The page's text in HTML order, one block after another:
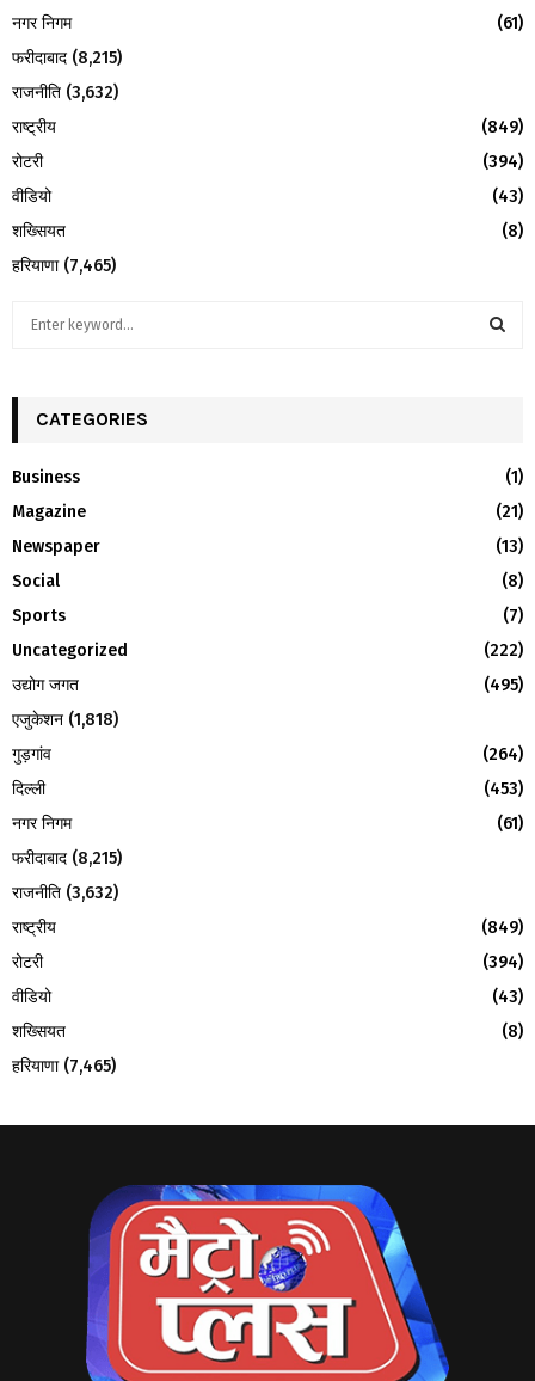
नगर निगम
(61)
फरीदाबाद (8,215)
राजनीति (3,632)
राष्ट्रीय
(849)
रोटरी
(394)
वीडियो
(43)
शख्सियत
(8)
हरियाणा(7,465)
h
o
r
:
R
CATEGORIES
Business
(1)
Magazine
(21)
Newspaper
(13)
Social
(8)
Sports
(7)
Uncategorized
(222)
उद्योग जगत
(495)
एजुकेशन (1,818)
गुड़गांव
(264)
दिल्ली
(453)
नगर निगम
(61)
फरीदाबाद (8,215)
राजनीति (3,632)
राष्ट्रीय
(849)
रोटरी
(394)
वीडियो
(43)
शख्सियत
(8)
हरियाणा(7,465)